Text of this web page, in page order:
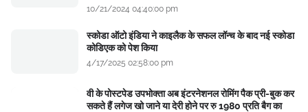
10/21/2024 04:40:00 pm
स्कोडा ऑटो इंडिया ने काइलैक के सफल लॉन्च के बाद नई स्कोडा
कोडिएक को पेश किया
4/17/2025 02:58:00 pm
वी के पोस्टपेड उपभोक्ता अब इंटरनेशनल रोमिंग पैक प्री-बुक कर
सकते हैं लगेज खो जाने या देरी होने पर रु 1980 प्रति बैग का